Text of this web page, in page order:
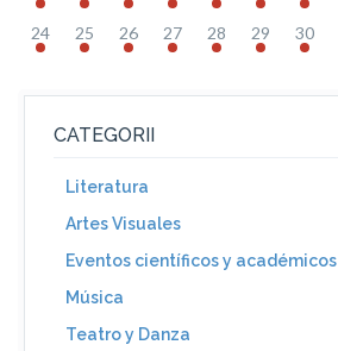
24 25 26 27 28 29 30
CATEGORII
Literatura
Artes Visuales
Eventos científicos y académicos
Música
Teatro y Danza